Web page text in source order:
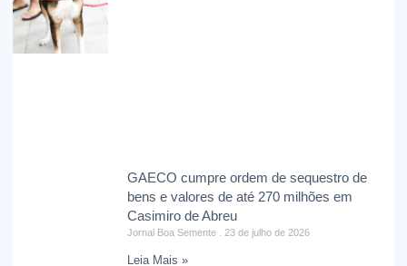
GAECO cumpre ordem de sequestro de
bens e valores de até 270 milhões em
Casimiro de Abreu
Jornal Boa Semente 23 de julho de 2026
Leia Mais »